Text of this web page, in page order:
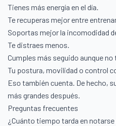
Tienes más energía en el día.
Te recuperas mejor entre
Soportas mejor la incomodidad
Te distraes menos.
Cumples más seguido aunque no
Tu postura, movilidad o control
Eso también cuenta. De hecho,
más grandes después.
Preguntas frecuentes
¿Cuánto tiempo tarda en notarse